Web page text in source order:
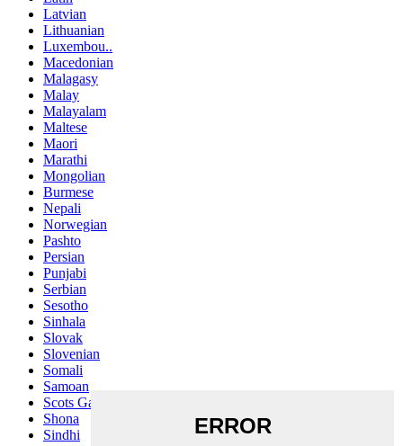
Latvian
Lithuanian
Luxembou..
Macedonian
Malagasy
Malay
Malayalam
Maltese
Maori
Marathi
Mongolian
Burmese
Nepali
Norwegian
Pashto
Persian
Punjabi
Serbian
Sesotho
Sinhala
Slovak
Slovenian
Somali
Samoan
Scots Gaelic
Shona
Sindhi